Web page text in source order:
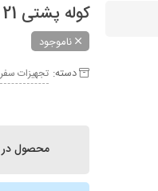
کوله پشتی 21 لیتری دیوتر مدل DEUTER FUTURA 21 SL پوس پیازی
ناموجود
دسته: تجهیزات سفر
محصول در